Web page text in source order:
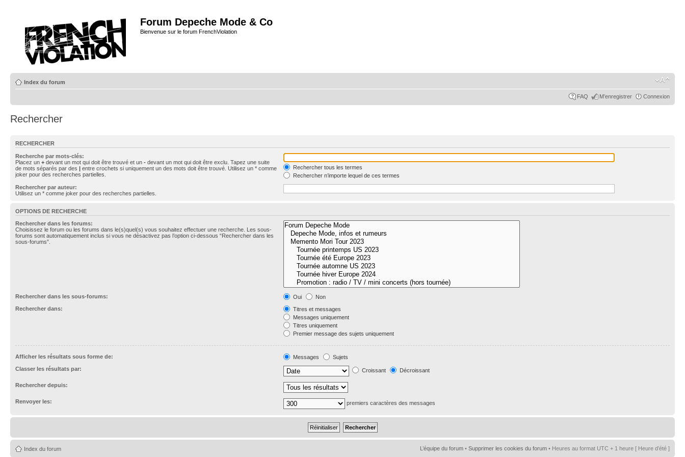
Forum Depeche Mode & Co
Bienvenue sur le forum FrenchViolation
Index du forum
FAQ M’enregistrer Connexion
Rechercher
RECHERCHER
Recherche par mots-clés:
Placez un + devant un mot qui doit être trouvé et un - devant un mot qui doit être exclu. Tapez une suite
de mots séparés par des | entre crochets si uniquement un des mots doit être trouvé. Utilisez un * comme
joker pour des recherches partielles.
Rechercher tous les termes
Rechercher n’importe lequel de ces termes
Rechercher par auteur:
Utilisez un * comme joker pour des recherches partielles.
OPTIONS DE RECHERCHE
Rechercher dans les forums:
Choisissez le forum ou les forums dans le(s)quel(s) vous souhaitez effectuer une recherche. Les sous-
forums sont automatiquement inclus si vous ne désactivez pas l’option ci-dessous “Rechercher dans les
sous-forums”.
Rechercher dans les sous-forums: Oui
Non
Rechercher dans:
Titres et messages
Messages uniquement
Titres uniquement
Premier message des sujets uniquement
Afficher les résultats sous forme de: Messages
Sujets
Classer les résultats par:
Croissant Décroissant
Rechercher depuis:
Renvoyer les: premiers caractères des messages
Index du forum L’équipe du forum • Supprimer les cookies du forum • Heures au format UTC + 1 heure [ Heure d’été ]